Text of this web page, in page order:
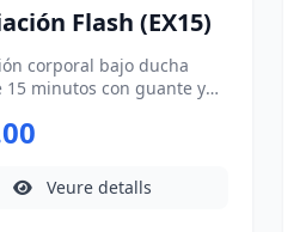
Flash (EX15)
corporal bajo ducha
minutos con guante y
el guante y
y reactivan la
en sólo 15
Veure detalls